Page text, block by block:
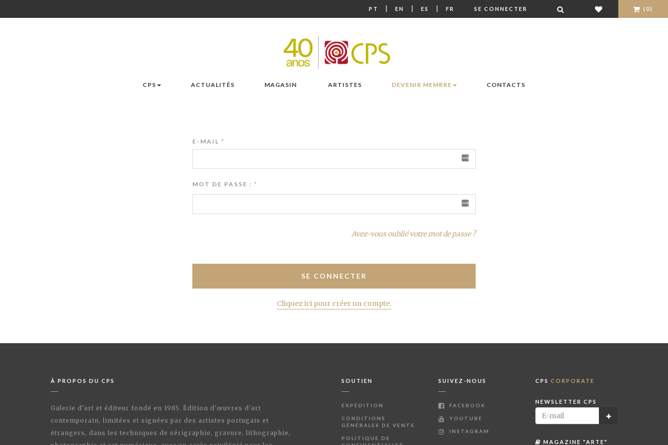
PT | EN | ES | FR SE CONNECTER (0)
CPS ACTUALITÉS MAGASIN ARTISTES DEVENIR MEMBRE CONTACTS
E-MAIL *
MOT DE PASSE : *
Avez-vous oublié votre mot de passe ?
Cliquez ici pour créer un compte.
À PROPOS DU CPS
Galerie d'art et éditeur fondé en 1985. Édition d'œuvres d'art
contemporain, limitées et signées par des artistes portugais et
étrangers, dans les techniques de sérigraphie, gravure, lithographie,
SOUTIEN
EXPÉDITION
CONDITIONS
GÉNÉRALES DE VENTE
POLITIQUE DE
SUIVEZ-NOUS
FACEBOOK
YOUTUBE
INSTAGRAM
CPS CORPORATE
NEWSLETTER CPS
MAGAZINE "ARTE"